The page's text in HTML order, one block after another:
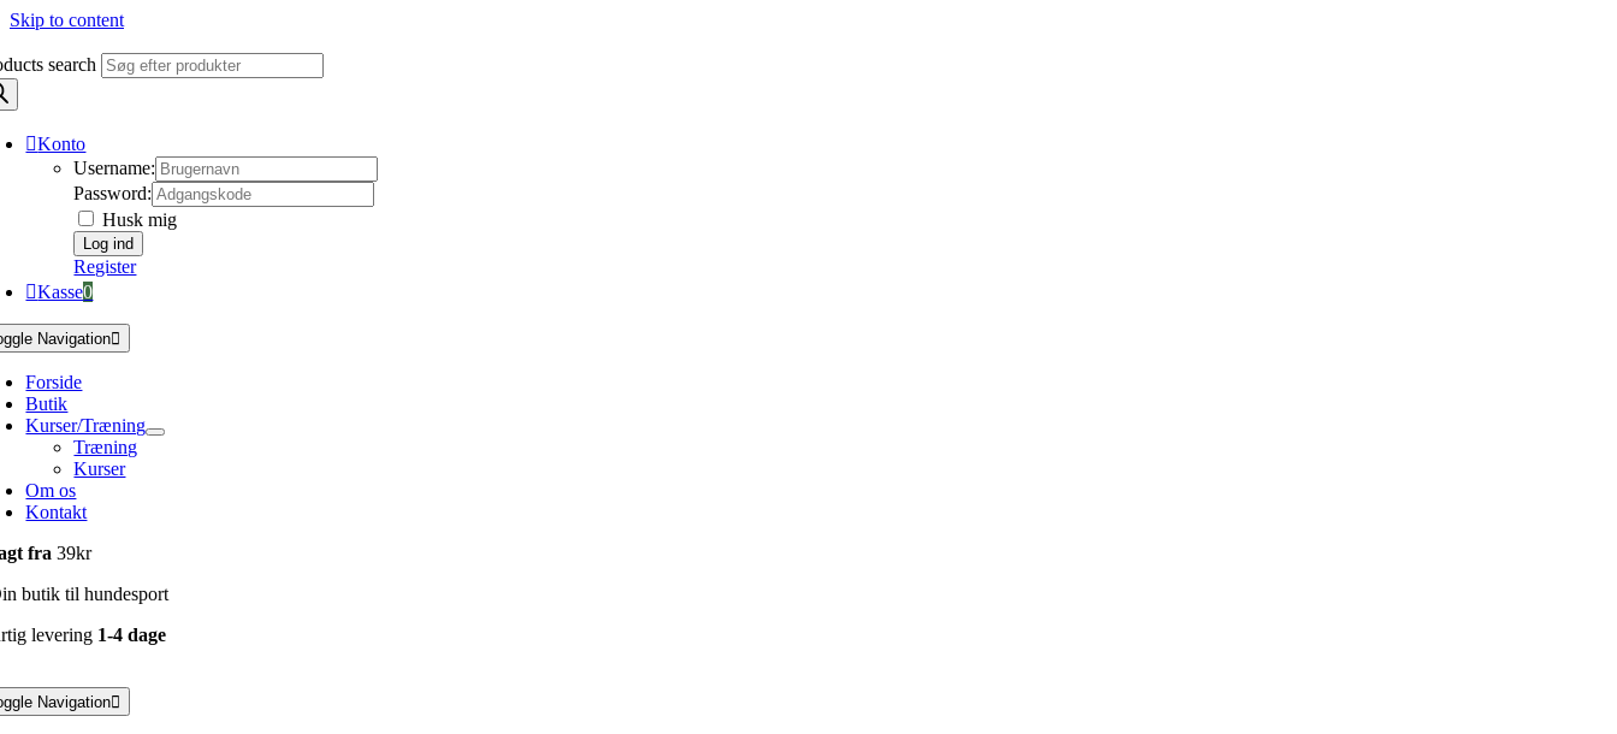
Skip to content
search
Konto
Username:
Password:
Husk mig
Register
Kasse0
Navigation
Forside
Butik
Kurser/Træning
Træning
Kurser
Om os
Kontakt
fra39kr
butik til hundesport
levering 1-4 dage
Navigation